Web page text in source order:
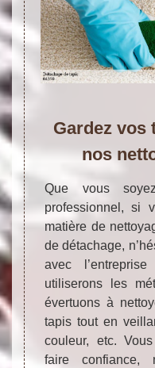
Gardez vos
nos
Que vous
professionnel, si
matière de
de détachage,
avec
utiliserons les
évertuons à
tapis tout en
couleur, etc.
faire confiance,